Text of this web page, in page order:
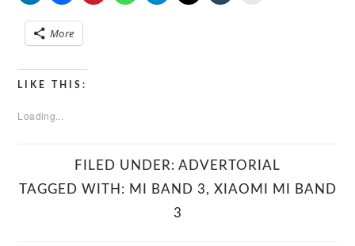
More
LIKE THIS:
Loading...
FILED UNDER: ADVERTORIAL
TAGGED WITH: MI BAND 3, XIAOMI MI BAND
3